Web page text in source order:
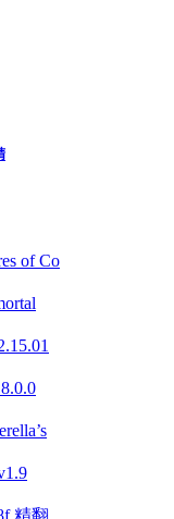
of Co
精翻